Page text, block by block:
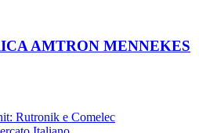
AMTRON MENNEKES